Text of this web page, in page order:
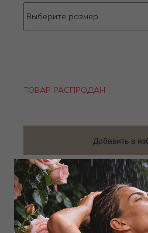
ТОВАР РАСПРОДАН
Добавить в
Забронировать